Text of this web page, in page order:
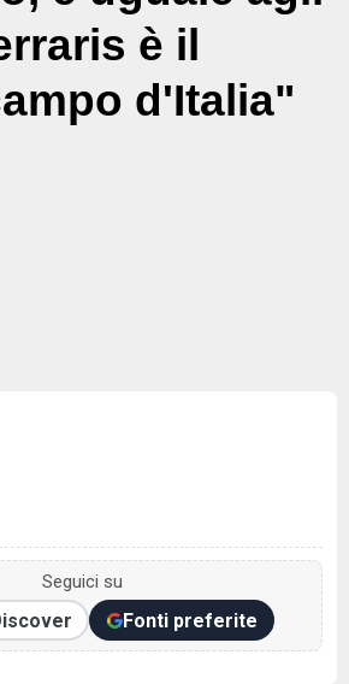
è il
d'Italia"
Seguici su
Fonti preferite